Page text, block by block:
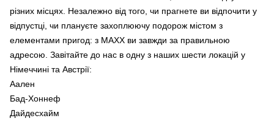
різних місцях. Незалежно від того, чи прагнете ви відпочити у
відпустці, чи плануєте захоплюючу подорож містом з
елементами пригод: з MAXX ви завжди за правильною
адресою. Завітайте до нас в одну з наших шести локацій у
Німеччині та Австрії:
Аален
Бад-Хоннеф
Дайдесхайм